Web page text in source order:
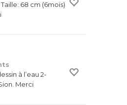
68 cm (6mois)
à l’eau 2-
Merci